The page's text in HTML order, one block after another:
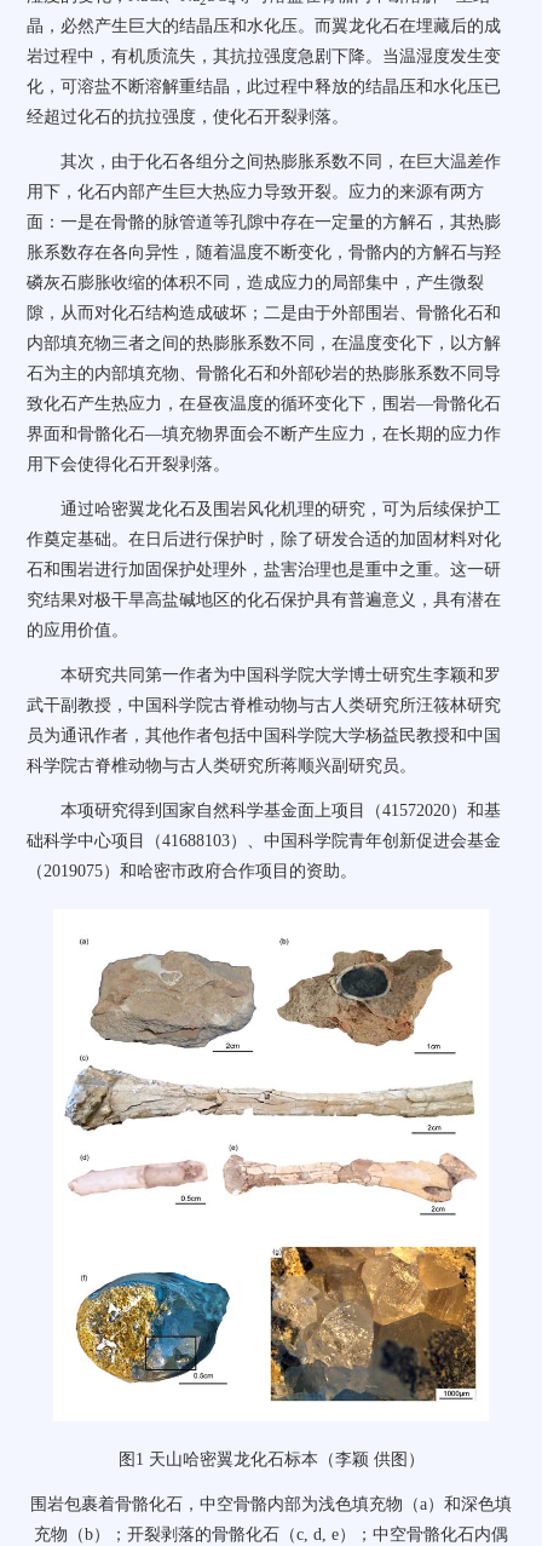
晶，必然产生巨大的结晶压和水化压。而翼龙化石在埋藏后的成
岩过程中，有机质流失，其抗拉强度急剧下降。当温湿度发生变
化，可溶盐不断溶解重结晶，此过程中释放的结晶压和水化压已
经超过化石的抗拉强度，使化石开裂剥落。
其次，由于化石各组分之间热膨胀系数不同，在巨大温差作
用下，化石内部产生巨大热应力导致开裂。应力的来源有两方
面：一是在骨骼的脉管道等孔隙中存在一定量的方解石，其热膨
胀系数存在各向异性，随着温度不断变化，骨骼内的方解石与羟
磷灰石膨胀收缩的体积不同，造成应力的局部集中，产生微裂
隙，从而对化石结构造成破坏；二是由于外部围岩、骨骼化石和
内部填充物三者之间的热膨胀系数不同，在温度变化下，以方解
石为主的内部填充物、骨骼化石和外部砂岩的热膨胀系数不同导
致化石产生热应力，在昼夜温度的循环变化下，围岩—骨骼化石
界面和骨骼化石—填充物界面会不断产生应力，在长期的应力作
用下会使得化石开裂剥落。
通过哈密翼龙化石及围岩风化机理的研究，可为后续保护工
作奠定基础。在日后进行保护时，除了研发合适的加固材料对化
石和围岩进行加固保护处理外，盐害治理也是重中之重。这一研
究结果对极干旱高盐碱地区的化石保护具有普遍意义，具有潜在
的应用价值。
本研究共同第一作者为中国科学院大学博士研究生李颖和罗
武干副教授，中国科学院古脊椎动物与古人类研究所汪筱林研究
员为通讯作者，其他作者包括中国科学院大学杨益民教授和中国
科学院古脊椎动物与古人类研究所蒋顺兴副研究员。
本项研究得到国家自然科学基金面上项目（41572020）和基
础科学中心项目（41688103）、中国科学院青年创新促进会基金
（2019075）和哈密市政府合作项目的资助。
图 1 天山哈密翼龙化石标本（李颖 供图）
围岩包裹着骨骼化石，中空骨骼内部为浅色填充物（a）和深色填
充物（b）；开裂剥落的骨骼化石（c, d, e）；中空骨骼化石内偶